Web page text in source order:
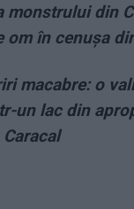
monstrului din
om în cenușa
macabre: o
un lac din